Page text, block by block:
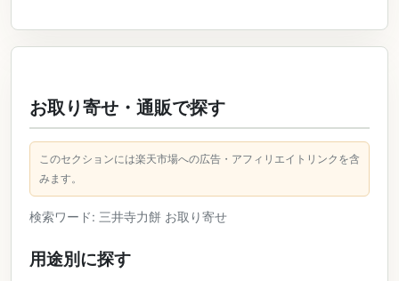
お取り寄せ・通販で探す
このセクションには楽天市場への広告・アフィリエイトリンクを含
みます。
検索ワード: 三井寺力餅 お取り寄せ
用途別に探す